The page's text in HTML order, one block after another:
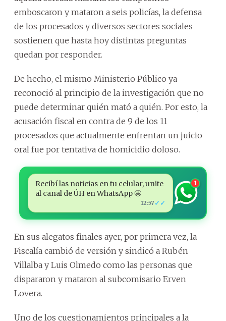
emboscaron y mataron a seis policías, la defensa
de los procesados y diversos sectores sociales
sostienen que hasta hoy distintas preguntas
quedan por responder.
De hecho, el mismo Ministerio Público ya
reconoció al principio de la investigación que no
puede determinar quién mató a quién. Por esto, la
acusación fiscal en contra de 9 de los 11
procesados que actualmente enfrentan un juicio
oral fue por tentativa de homicidio doloso.
Recibí las noticias en tu celular, unite
al canal de ÚH en WhatsApp 🤩
12:57 ✓✓
1
En sus alegatos finales ayer, por primera vez, la
Fiscalía cambió de versión y sindicó a Rubén
Villalba y Luis Olmedo como las personas que
dispararon y mataron al subcomisario Erven
Lovera.
Uno de los cuestionamientos principales a la